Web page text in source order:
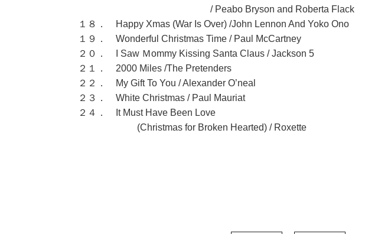
/ Peabo Bryson and Roberta Flack
１８． Happy Xmas (War Is Over) /John Lennon And Yoko Ono
１９． Wonderful Christmas Time / Paul McCartney
２０． I Saw Ｍommy Kissing Santa Claus / Jackson 5
２１． 2000 Miles /The Pretenders
２２． My Gift To You / Alexander O’neal
２３． White Christmas / Paul Mauriat
２４． It Must Have Been Love
(Christmas for Broken Hearted) / Roxette